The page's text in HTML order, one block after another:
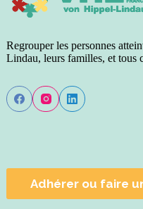
Regrouper les personnes
Lindau, leurs familles, et tous
Adhérer ou faire